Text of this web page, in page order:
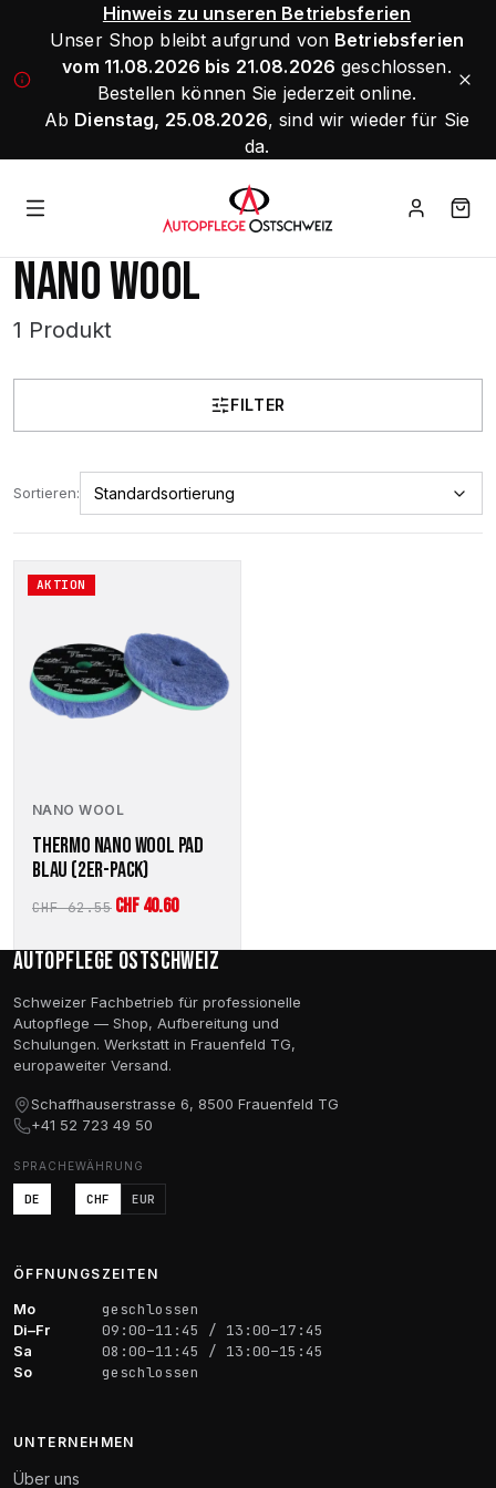
Hinweis zu unseren Betriebsferien
Unser Shop bleibt aufgrund von Betriebsferien
vom 11.08.2026 bis 21.08.2026 geschlossen.
Bestellen können Sie jederzeit online.
Ab Dienstag, 25.08.2026, sind wir wieder für Sie
da.
NANO WOOL
1 Produkt
FILTER
Sortieren:
AKTION
NANO WOOL
THERMO NANO WOOL PAD
BLAU (2ER-PACK)
CHF62.55 Ursprünglicher
war:
CHF 62.55
CHF40.60Aktueller
ist:
CHF 40.60.
Autopflege Ostschweiz
Schweizer Fachbetrieb für professionelle
Autopflege — Shop, Aufbereitung und
Schulungen. Werkstatt in Frauenfeld TG,
europaweiter Versand.
Schaffhauserstrasse 6, 8500 Frauenfeld TG
+41 52 723 49 50
SPRACHE
DE
WÄHRUNG
CHF EUR
ÖFFNUNGSZEITEN
Mo geschlossen
Di–Fr 09:00–11:45 / 13:00–17:45
Sa 08:00–11:45 / 13:00–15:45
So geschlossen
UNTERNEHMEN
Über uns